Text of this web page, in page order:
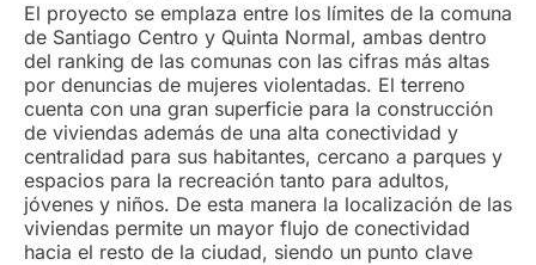
El proyecto se emplaza entre los límites de la comuna
de Santiago Centro y Quinta Normal, ambas dentro
del ranking de las comunas con las cifras más altas
por denuncias de mujeres violentadas. El terreno
cuenta con una gran superficie para la construcción
de viviendas además de una alta conectividad y
centralidad para sus habitantes, cercano a parques y
espacios para la recreación tanto para adultos,
jóvenes y niños. De esta manera la localización de las
viviendas permite un mayor flujo de conectividad
hacia el resto de la ciudad, siendo un punto clave